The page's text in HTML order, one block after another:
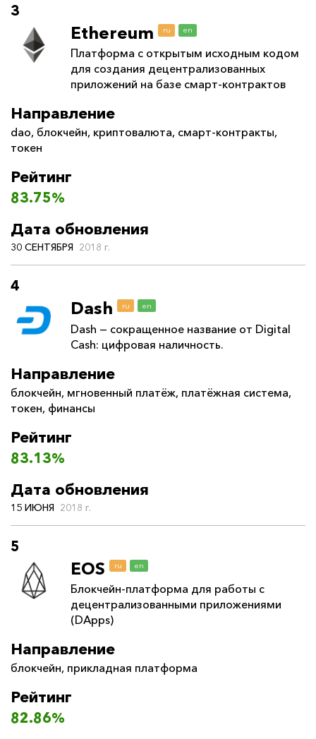
3
Ethereum ru en
Платформа с открытым исходным кодом
для создания децентрализованных
приложений на базе смарт-контрактов
Направление
dao, блокчейн, криптовалюта, смарт-контракты,
токен
Рейтинг
83.75%
Дата обновления
30 СЕНТЯБРЯ 2018 г.
4
Dash ru en
Dash — сокращенное название от Digital
Cash: цифровая наличность.
Направление
блокчейн, мгновенный платёж, платёжная система,
токен, финансы
Рейтинг
83.13%
Дата обновления
15 ИЮНЯ 2018 г.
5
EOS ru en
Блокчейн-платформа для работы с
децентрализованными приложениями
(DApps)
Направление
блокчейн, прикладная платформа
Рейтинг
82.86%